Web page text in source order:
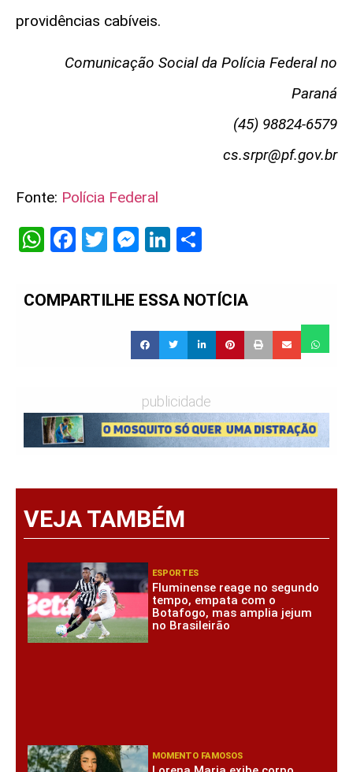
providências cabíveis.
Comunicação Social da Polícia Federal no
Paraná
(45) 98824-6579
cs.srpr@pf.gov.br
Fonte: Polícia Federal
WhatsApp
Facebook
Twitter
Messenger
LinkedIn
COMPARTILHE ESSA NOTÍCIA
publicidade
VEJA TAMBÉM
ESPORTES
Fluminense reage no segundo
tempo, empata com o
Botafogo, mas amplia jejum
no Brasileirão
MOMENTO FAMOSOS